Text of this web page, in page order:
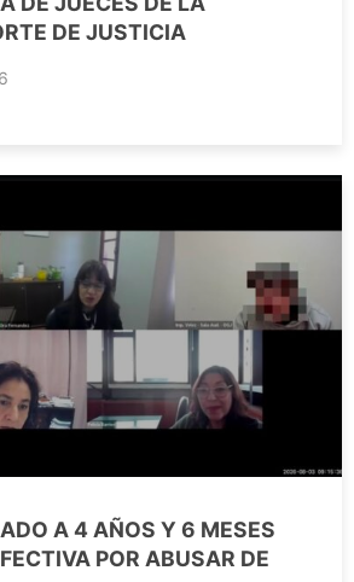
DE JUSTICIA
A 4 AÑOS Y 6 MESES
POR ABUSAR DE